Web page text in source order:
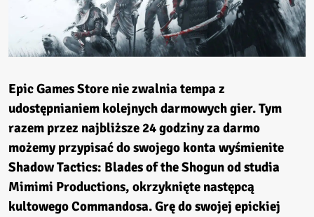
Epic Games Store nie zwalnia tempa z
udostępnianiem kolejnych darmowych gier. Tym
razem przez najbliższe 24 godziny za darmo
możemy przypisać do swojego konta wyśmienite
Shadow Tactics: Blades of the Shogun od studia
Mimimi Productions, okrzyknięte następcą
kultowego Commandosa. Grę do swojej epickiej